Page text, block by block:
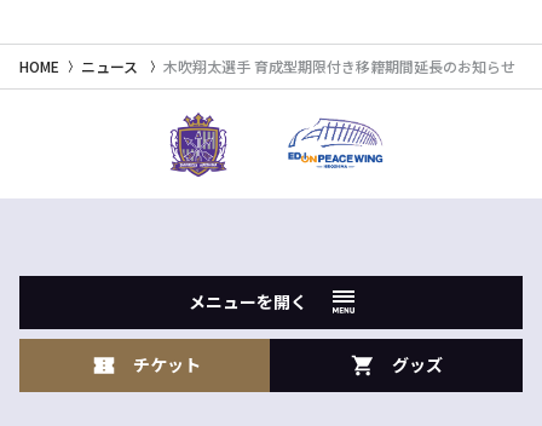
HOME ニュース 木吹翔太選手 育成型期限付き移籍期間延長のお知らせ
メニューを開く
チケット グッズ